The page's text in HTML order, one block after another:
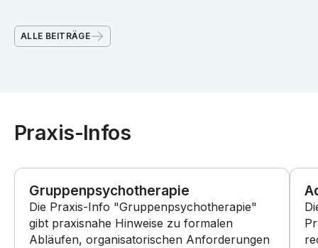
ALLE BEITRÄGE
Praxis-Infos
Gruppenpsychotherapie
Die Praxis-Info "Gruppenpsychotherapie"
gibt praxisnahe Hinweise zu formalen
Abläufen, organisatorischen Anforderungen